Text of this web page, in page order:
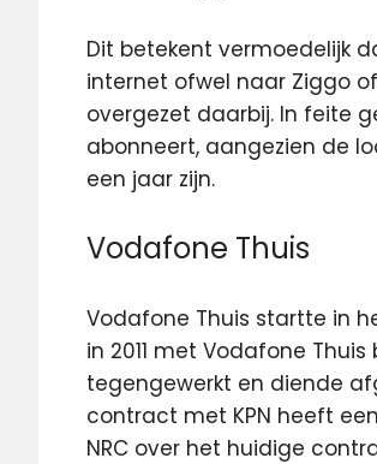
Dit betekent vermoedelijk
internet ofwel naar Ziggo
overgezet daarbij. In feite
abonneert, aangezien de
een jaar zijn.
Vodafone Thuis
Vodafone Thuis startte in
in 2011 met Vodafone
tegengewerkt en diende
contract met KPN heeft
NRC over het huidige